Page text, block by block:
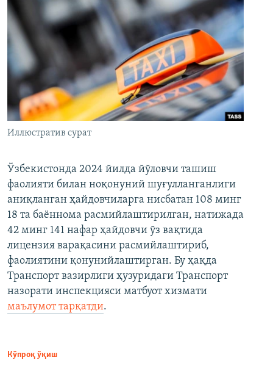
Иллюстратив сурат
Ўзбекистонда 2024 йилда йўловчи ташиш
фаолияти билан ноқонуний шуғулланганлиги
аниқланган ҳайдовчиларга нисбатан 108 минг
18 та баённома расмийлаштирилган, натижада
42 минг 141 нафар ҳайдовчи ўз вақтида
лицензия варақасини расмийлаштириб,
фаолиятини қонунийлаштирган. Бу ҳақда
Транспорт вазирлиги ҳузуридаги Транспорт
назорати инспекцияси матбуот хизмати
маълумот тарқатди.
Кўпроқ ўқиш